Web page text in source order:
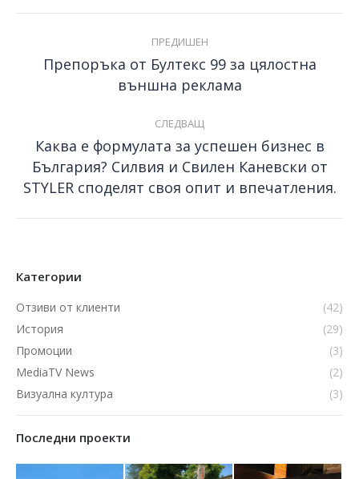
ПРЕДИШЕН
Previous
post:
Препоръка от Бултекс 99 за цялостна
външна реклама
СЛЕДВАЩ
Next
post:
Каква е формулата за успешен бизнес в
България? Силвия и Свилен Каневски от
STYLER споделят своя опит и впечатления.
Категории
Отзиви от клиенти
(42)
История
(29)
Промоции
(3)
MediaTV News
(2)
Визуална култура
(3)
Последни проекти